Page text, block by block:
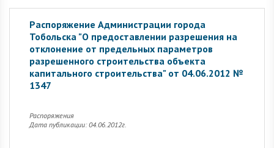
Распоряжение Администрации города
Тобольска "О предоставлении разрешения на
отклонение от предельных параметров
разрешенного строительства объекта
капитального строительства" от 04.06.2012 №
1347
Распоряжения
Дата публикации: 04.06.2012г.